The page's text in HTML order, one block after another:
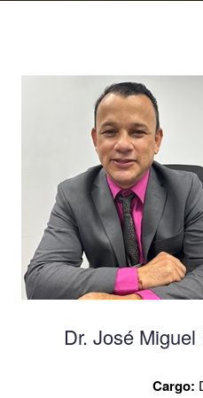
Dr. José
Cargo: